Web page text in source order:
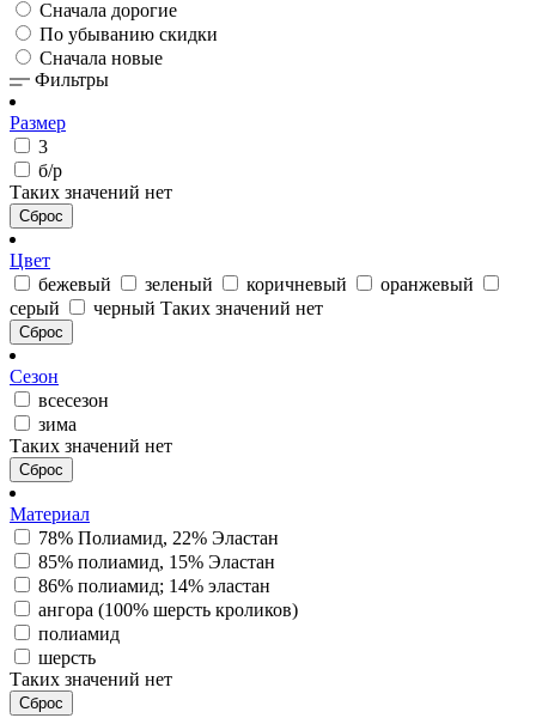
Сначала дорогие
По убыванию скидки
Сначала новые
Фильтры
Размер
3
б/р
Таких значений нет
Сброс
Цвет
бежевый
зеленый коричневый
оранжевый
серый
черный Таких значений нет
Сброс
Сезон
всесезон
зима
Таких значений нет
Сброс
Материал
78% Полиамид, 22% Эластан
85% полиамид, 15% Эластан
86% полиамид; 14% эластан
ангора (100% шерсть кроликов)
полиамид
шерсть
Таких значений нет
Сброс